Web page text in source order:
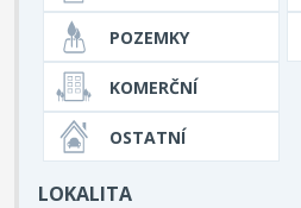
POZEMKY
KOMERČNÍ
OSTATNÍ
LOKALITA